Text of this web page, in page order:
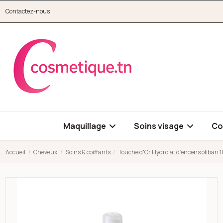
Contactez-nous
Maquillage Soins visage
Accueil Cheveux Soins & coiffants Touche d'Or Hydrolat d’encens oliban